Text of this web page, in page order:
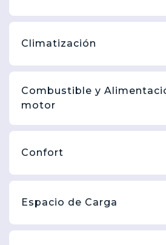
Climatización
Combustible y
motor
Confort
Espacio de Carga